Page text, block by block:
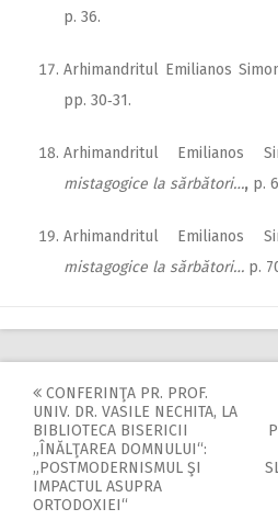
p. 36.
Arhimandritul Emilianos
pp. 30‑31.
Arhimandritul Emilianos
mistagogice la sărbători…, p.
Arhimandritul Emilianos
mistagogice la sărbători… p.
Post
navigation
CONFERINŢA PR. PROF.
UNIV. DR. VASILE NECHITA, LA
BIBLIOTECA BISERICII
„ÎNĂLŢAREA DOMNULUI“:
„POSTMODERNISMUL ŞI
IMPACTUL ASUPRA
ORTODOXIEI“